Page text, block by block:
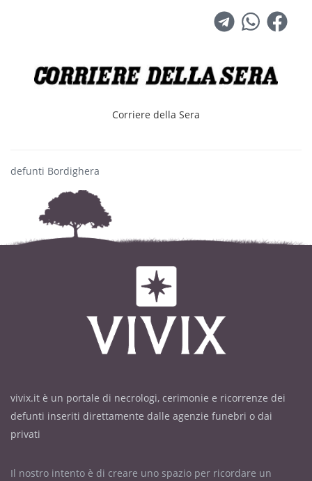
Corriere della Sera
defunti Bordighera
vivix.it è un portale di necrologi, cerimonie e ricorrenze dei
defunti inseriti direttamente dalle agenzie funebri o dai
privati
Il nostro intento è di creare uno spazio per ricordare un